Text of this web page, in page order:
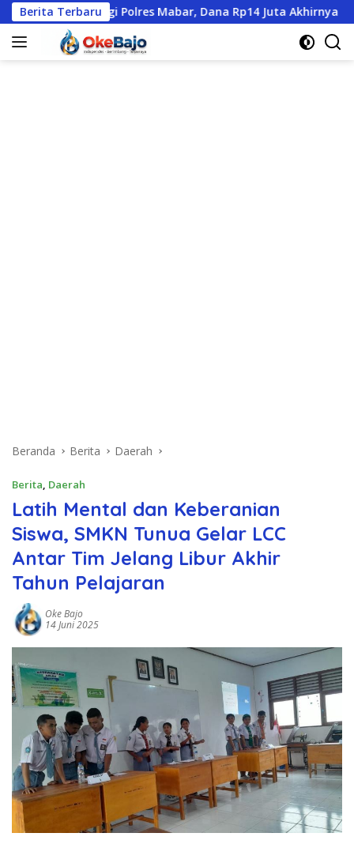
Langsung
ke
konten
Berita Terbaru
Polres Mabar, Dana Rp14 Juta Akhirnya Kembali
Beranda Berita Daerah
Berita, Daerah
Latih Mental dan Keberanian
Siswa, SMKN Tunua Gelar LCC
Antar Tim Jelang Libur Akhir
Tahun Pelajaran
Oke Bajo
14 Juni 2025